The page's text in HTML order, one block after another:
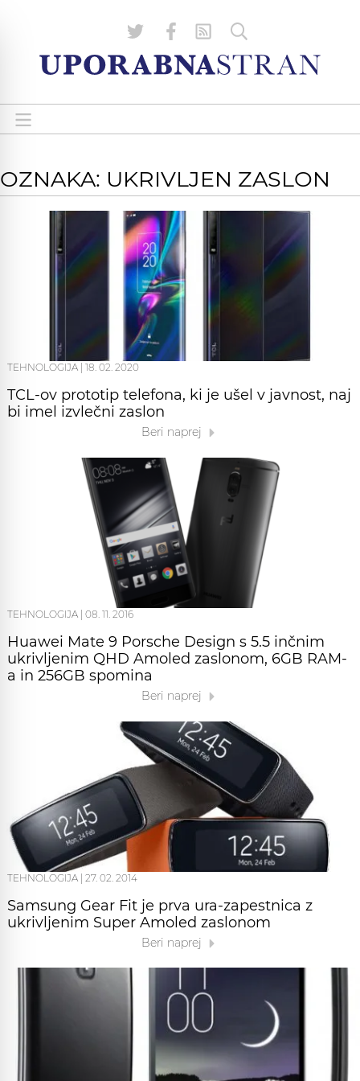
OZNAKA: UKRIVLJEN ZASLON
TEHNOLOGIJA 18. 02. 2020
TCL-ov prototip telefona, ki je ušel v javnost, naj
bi imel izvlečni zaslon
Beri naprej
TEHNOLOGIJA 08. 11. 2016
Huawei Mate 9 Porsche Design s 5.5 inčnim
ukrivljenim QHD Amoled zaslonom, 6GB RAM-
a in 256GB spomina
Beri naprej
TEHNOLOGIJA | 27. 02. 2014
Samsung Gear Fit je prva ura-zapestnica z
ukrivljenim Super Amoled zaslonom
Beri naprej